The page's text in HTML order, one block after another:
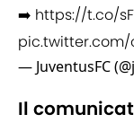
➡️ https://t.co/
pic.twitter.com/
— JuventusFC
Il